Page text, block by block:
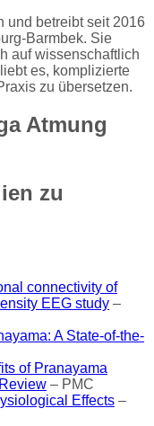
und betreibt seit 2016
Barmbek. Sie
auf wissenschaftlich
es, komplizierte
zu übersetzen.
Atmung
zu
connectivity of
EEG study –
A State-of-the-
of Pranayama
– PMC
Effects –